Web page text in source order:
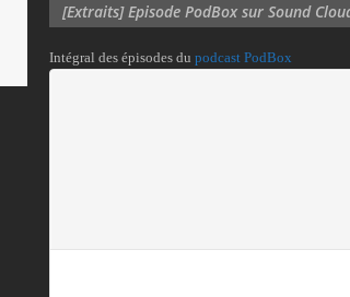
[Extraits] Episode PodBox sur Sound
Intégral des épisodes du podcast PodBox